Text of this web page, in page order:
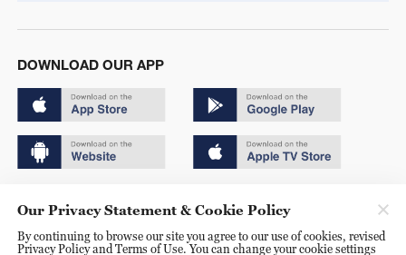
DOWNLOAD OUR APP
京ICP备20000184号
Our Privacy Statement & Cookie Policy
By continuing to browse our site you agree to our use of cookies, revised
Privacy Policy and Terms of Use. You can change your cookie settings